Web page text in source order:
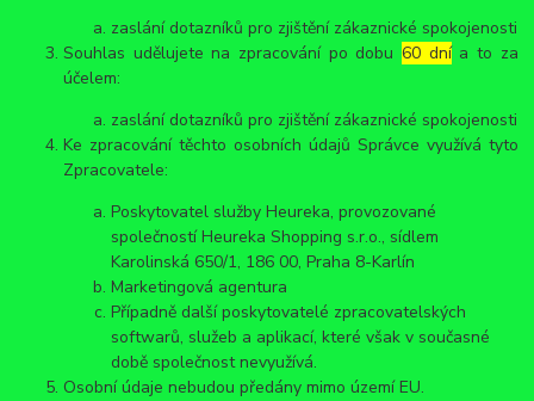
zaslání dotazníků pro zjištění zákaznické spokojenosti
Souhlas udělujete na zpracování po dobu60 dnía to za
účelem:
zaslání dotazníků pro zjištění zákaznické spokojenosti
Ke zpracování těchto osobních údajů Správce využívá tyto
Zpracovatele:
Poskytovatel služby Heureka, provozované
společností Heureka Shopping s.r.o., sídlem
Karolinská 650/1, 186 00, Praha 8-Karlín
Marketingová agentura
Případně další poskytovatelé zpracovatelských
softwarů, služeb a aplikací, které však v současné
době společnost nevyužívá.
Osobní údaje nebudou předány mimo území EU.